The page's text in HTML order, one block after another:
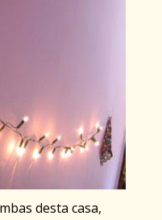
desta casa,